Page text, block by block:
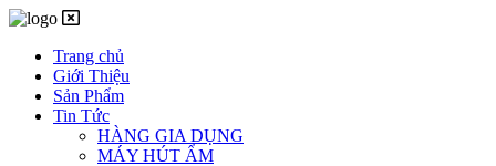
Trang chủ
Giới Thiệu
Sản Phẩm
Tin Tức
HÀNG GIA DỤNG
MÁY HÚT ẨM